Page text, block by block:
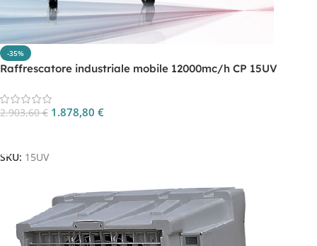
-35%
Raffrescatore industriale mobile 12000mc/h CP 15UV
2.903,60€ 1.878,80 €
SKU: 15UV